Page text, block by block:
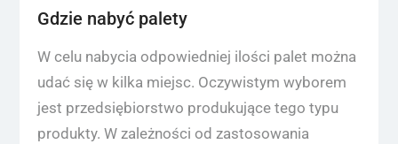
Gdzie nabyć palety
W celu nabycia odpowiedniej ilości palet można
udać się w kilka miejsc. Oczywistym wyborem
jest przedsiębiorstwo produkujące tego typu
produkty. W zależności od zastosowania